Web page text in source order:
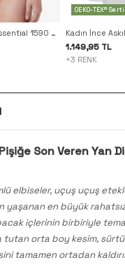
Kadın Atlet 2'li Paket Essential 1590 - Beyaz
OEKO-TEX®
1.149,95 TL
+3 RENK
Son Veren Yan
elbiseler, uçuş uçuş
en büyük
içlerinin birbiriyle
orta boy kesim,
tamamen ortadan